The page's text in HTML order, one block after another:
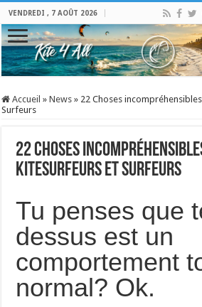
VENDREDI , 7 AOÛT 2026
Accueil » News » 22 Choses
Surfeurs
22 Choses
Kitesurfeurs et Surfeurs
Tu penses que
dessus est un
comportement
normal? Ok.